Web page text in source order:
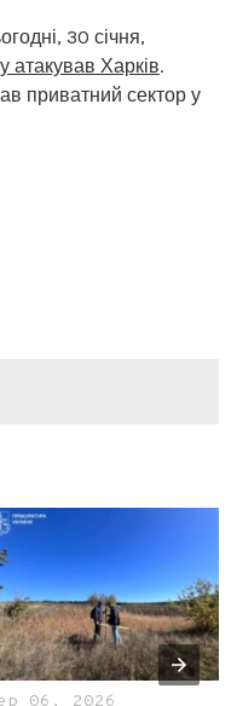
30 січня,
атакував Харків.
приватний сектор у